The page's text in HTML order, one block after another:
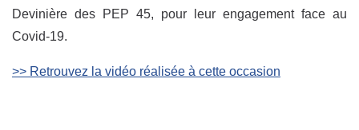
Devinière des PEP 45, pour leur engagement face au
Covid-19.
>> Retrouvez la vidéo réalisée à cette occasion